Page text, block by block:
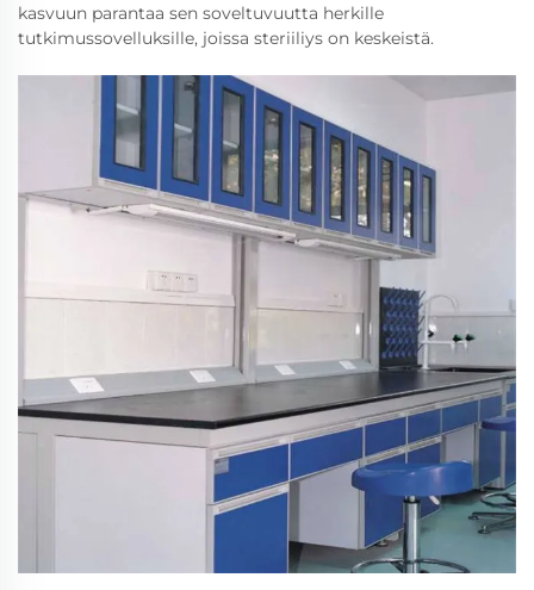
kasvuun parantaa sen soveltuvuutta herkille
tutkimussovelluksille, joissa steriiliys on keskeistä.